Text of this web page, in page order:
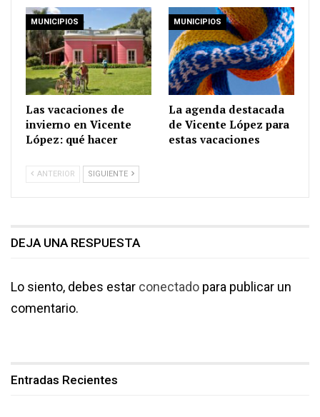
MUNICIPIOS
Las vacaciones de
invierno en Vicente
López: qué hacer
MUNICIPIOS
La agenda destacada
de Vicente López para
estas vacaciones
ANTERIOR SIGUIENTE
DEJA UNA RESPUESTA
Lo siento, debes estar conectado para publicar un
comentario.
Entradas Recientes